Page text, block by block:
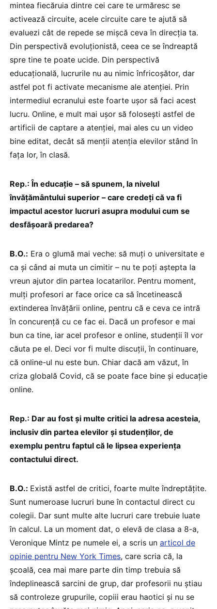
mintea fiecăruia dintre cei care te urmăresc se
activează circuite, acele circuite care te ajută să
evaluezi cât de repede se mișcă ceva în direcția ta.
Din perspectivă evoluționistă, ceea ce se îndreaptă
spre tine te poate ucide. Din perspectivă
educațională, lucrurile nu au nimic înfricoșător, dar
astfel pot fi activate mecanisme ale atenției. Prin
intermediul ecranului este foarte ușor să faci acest
lucru. Online, e mult mai ușor să folosești astfel de
artificii de captare a atenției, mai ales cu un video
bine editat, decât să menții atenția elevilor stând în
fața lor, în clasă.
Rep.: În educație – să spunem, la nivelul
învățământului superior – care credeți că va fi
impactul acestor lucruri asupra modului cum se
desfășoară predarea?
B.O.: Era o glumă mai veche: să muți o universitate e
ca și când ai muta un cimitir – nu te poți aștepta la
vreun ajutor din partea locatarilor. Pentru moment,
mulți profesori ar face orice ca să încetinească
extinderea învățării online, pentru că e ceva ce intră
în concurență cu ce fac ei. Dacă un profesor e mai
bun ca tine, iar acel profesor e online, studenții îl vor
căuta pe el. Deci vor fi multe discuții, în continuare,
că online-ul nu este bun. Chiar dacă am văzut, în
criza globală Covid, că se poate face bine și educație
online.
Rep.: Dar au fost și multe critici la adresa acesteia,
inclusiv din partea elevilor și studenților, de
exemplu pentru faptul că le lipsea experiența
contactului direct.
B.O.: Există astfel de critici, foarte multe îndreptățite.
Sunt numeroase lucruri bune în contactul direct cu
colegii. Dar sunt multe alte lucruri care trebuie luate
în calcul. La un moment dat, o elevă de clasa a 8-a,
Veronique Mintz pe numele ei, a scris un articol de
opinie pentru New York Times, care scria că, la
școală, cea mai mare parte din timp trebuia să
îndeplinească sarcini de grup, dar profesorii nu știau
să controleze grupurile, copiii erau haotici și nu se